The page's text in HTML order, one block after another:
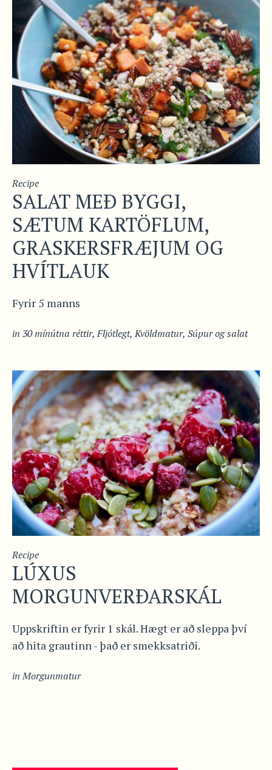
Recipe
SALAT MEÐ BYGGI,
SÆTUM KARTÖFLUM,
GRASKERSFRÆJUM OG
HVÍTLAUK
Fyrir 5 manns
in 30 mínútna réttir,Fljótlegt,Kvöldmatur, Súpur og salat
Recipe
LÚXUS
MORGUNVERÐARSKÁL
Uppskriftin er fyrir 1 skál. Hægt er að sleppa því
að hita grautinn - það er smekksatriði.
inMorgunmatur